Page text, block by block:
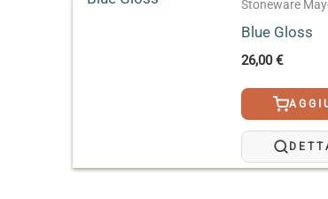
coprente, con una maggiore
Lucido
Stoneware
Blue Gloss
26,00€